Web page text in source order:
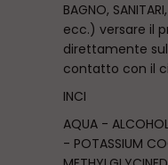
BAGNO,
ecc.) versare il
direttamente
contatto con il
INCI
AQUA -
- POTASSIUM